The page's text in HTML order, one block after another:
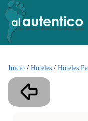
Inicio / Hoteles / Hoteles